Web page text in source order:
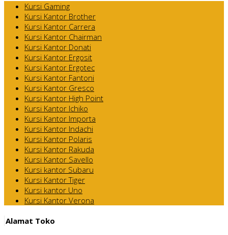
Kursi Gaming
Kursi Kantor Brother
Kursi Kantor Carrera
Kursi Kantor Chairman
Kursi Kantor Donati
Kursi Kantor Ergosit
Kursi Kantor Ergotec
Kursi Kantor Fantoni
Kursi Kantor Gresco
Kursi Kantor High Point
Kursi Kantor Ichiko
Kursi Kantor Importa
Kursi Kantor Indachi
Kursi Kantor Polaris
Kursi Kantor Rakuda
Kursi Kantor Savello
Kursi kantor Subaru
Kursi Kantor Tiger
Kursi kantor Uno
Kursi Kantor Verona
Alamat Toko